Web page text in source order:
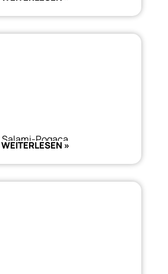
Salami-Pogaca
WEITERLESEN »